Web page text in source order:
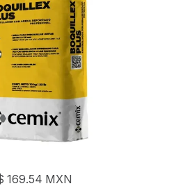
169.54 MXN